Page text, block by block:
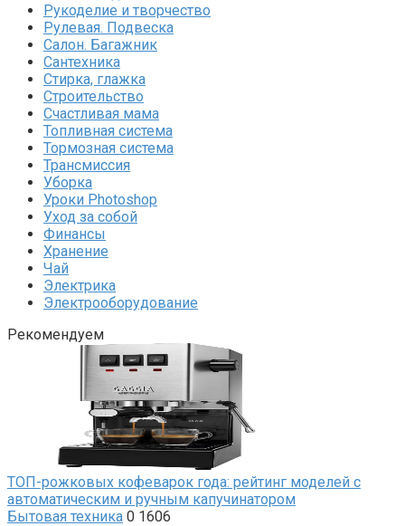
Рукоделие и творчество
Рулевая. Подвеска
Салон. Багажник
Сантехника
Стирка, глажка
Строительство
Счастливая мама
Топливная система
Тормозная система
Трансмиссия
Уборка
Уроки Photoshop
Уход за собой
Финансы
Хранение
Чай
Электрика
Электрооборудование
Рекомендуем
ТОП-рожковых кофеварок года: рейтинг моделей с
автоматическим и ручным капучинатором
Бытовая техника 0 1606